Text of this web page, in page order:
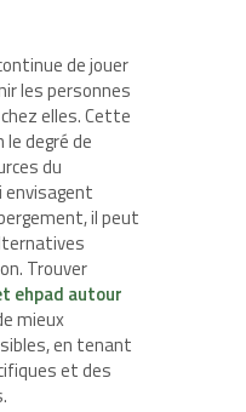
de jouer
les personnes
elles. Cette
le degré de
du
envisagent
il peut
Trouver
ehpad autour
mieux
en tenant
et des